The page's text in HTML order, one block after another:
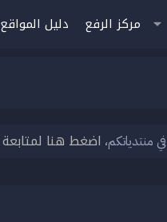
مركز الرفع دليل المواقع
منتدياتكم، اضغط هنا